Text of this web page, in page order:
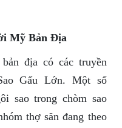
Mỹ Bản Địa
địa có các truyền
Gấu Lớn. Một số
sao trong chòm sao
thợ săn đang theo